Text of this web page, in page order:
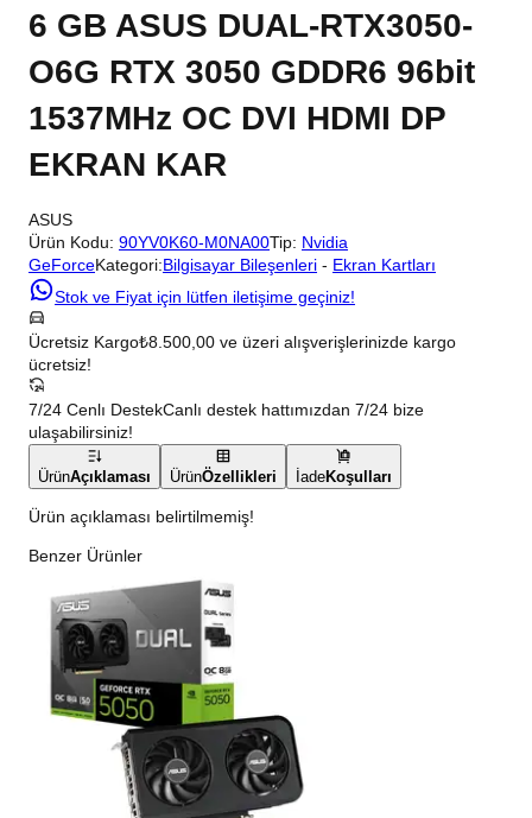
6 GB ASUS DUAL-RTX3050-
O6G RTX 3050 GDDR6 96bit
1537MHz OC DVI HDMI DP
EKRAN KAR
ASUS
Ürün Kodu: 90YV0K60-M0NA00Tip: Nvidia
GeForceKategori:Bilgisayar Bileşenleri - Ekran Kartları
Stok ve Fiyat için lütfen iletişime geçiniz!
Ücretsiz Kargo₺8.500,00 ve üzeri alışverişlerinizde kargo
ücretsiz!
7/24 Cenlı DestekCanlı destek hattımızdan 7/24 bize
ulaşabilirsiniz!
ÜrünAçıklaması ÜrünÖzellikleri İadeKoşulları
Ürün açıklaması belirtilmemiş!
Benzer Ürünler